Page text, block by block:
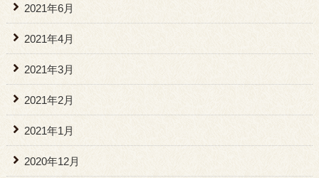
2021年6月
2021年4月
2021年3月
2021年2月
2021年1月
2020年12月